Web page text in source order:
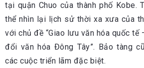
tại quận Chuo của thành phố Kobe.
thể nhìn lại lịch sử thời xa xưa của
với chủ đề “Giao lưu văn hóa quốc
đổi văn hóa Đông Tây”. Bảo tàng
các cuộc triển lãm đặc biệt.